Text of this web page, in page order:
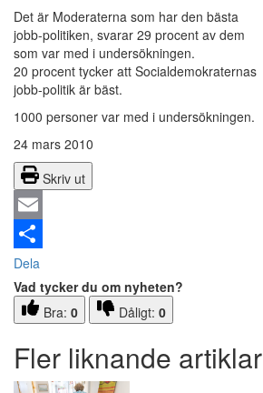
Det är Moderaterna som har den bästa
jobb-politiken, svarar 29 procent av dem
som var med i undersökningen.
20 procent tycker att Socialdemokraternas
jobb-politik är bäst.
1000 personer var med i undersökningen.
24 mars 2010
Skriv ut
Email
Dela
Vad tycker du om nyheten?
Bra: 0 Dåligt: 0
Fler liknande artiklar